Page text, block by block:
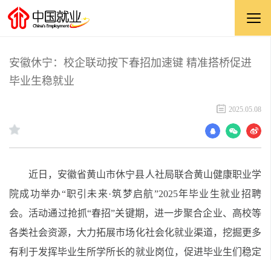
安徽休宁：校企联动按下春招加速键 精准搭桥促进
毕业生稳就业
2025.05.08
近 日， 安徽省黄山市休宁县人社局联合黄山健康职业学
院成功举办“职引未来·筑梦启航”2025年毕业生就业招聘
会。活动通过抢抓“春招”关键期，进一步聚合企业、高校等
各类社会资源，大力拓展市场化社会化就业渠道，挖掘更多
有利于发挥毕业生所学所长的就业岗位， 促进毕业生们稳定